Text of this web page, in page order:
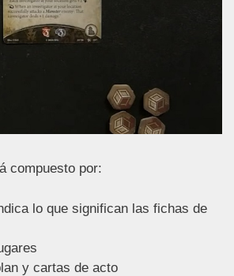
compuesto por:
lo que significan las fichas de
y cartas de acto